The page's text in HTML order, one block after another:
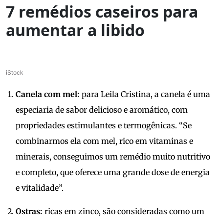
7 remédios caseiros para
aumentar a libido
iStock
Canela com mel: para Leila Cristina, a canela é uma
especiaria de sabor delicioso e aromático, com
propriedades estimulantes e termogênicas. “Se
combinarmos ela com mel, rico em vitaminas e
minerais, conseguimos um remédio muito nutritivo
e completo, que oferece uma grande dose de energia
e vitalidade”.
Ostras: ricas em zinco, são consideradas como um